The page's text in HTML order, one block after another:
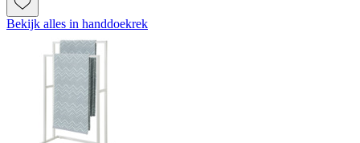
Bekijk alles in handdoekrek